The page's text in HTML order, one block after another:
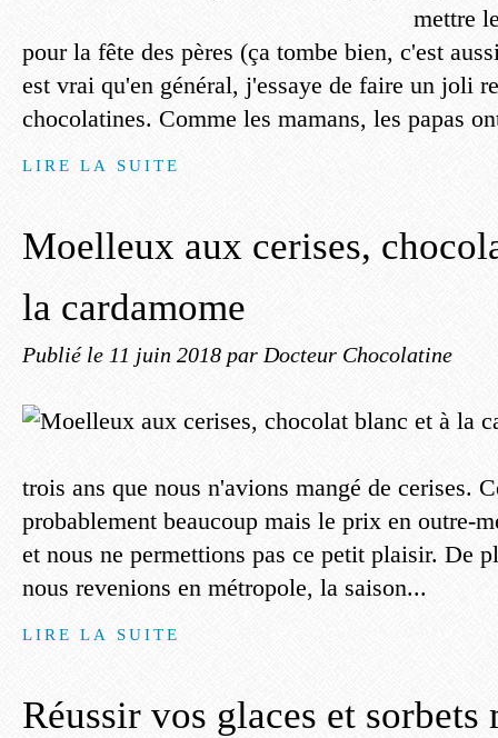
mettre
pour la fête des pères (ça tombe bien, c'est
est vrai qu'en général, j'essaye de faire un joli
chocolatines. Comme les mamans, les papas
LIRE LA SUITE
Moelleux aux cerises,
la cardamome
Publié le 11 juin 2018 par Docteur Chocolatine
trois ans que nous n'avions mangé de cerises.
probablement beaucoup mais le prix en outre-
et nous ne permettions pas ce petit plaisir. De
nous revenions en métropole, la saison...
LIRE LA SUITE
Réussir vos glaces et sorbets